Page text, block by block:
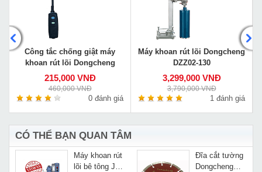
Công tắc chống giật máy
khoan rút lõi Dongcheng
215,000 VNĐ
460,000 VNĐ
0 đánh giá
Máy khoan rút lõi Dongcheng
DZZ02-130
3,299,000 VNĐ
3,790,000 VNĐ
1 đánh giá
CÓ THỂ BẠN QUAN TÂM
Máy khoan rút
lõi bê tông JD
Đĩa cắt tường
Dongcheng